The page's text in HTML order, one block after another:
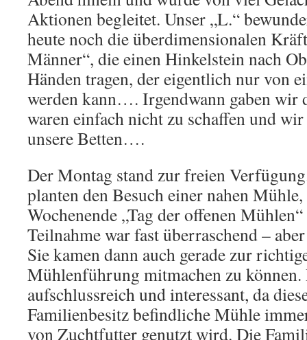
Aktionen begleitet. Unser „L.“
heute noch die überdimensionalen
Männer“, die einen Hinkelstein nach
Händen tragen, der eigentlich nur von
werden kann…. Irgendwann gaben wir
waren einfach nicht zu schaffen und
unsere Betten….
Der Montag stand zur freien
planten den Besuch einer nahen Mühle,
Wochenende „Tag der offenen
Teilnahme war fast überraschend –
Sie kamen dann auch gerade zur
Mühlenführung mitmachen zu können.
aufschlussreich und interessant, da
Familienbesitz befindliche Mühle
von Zuchtfutter genutzt wird. Die